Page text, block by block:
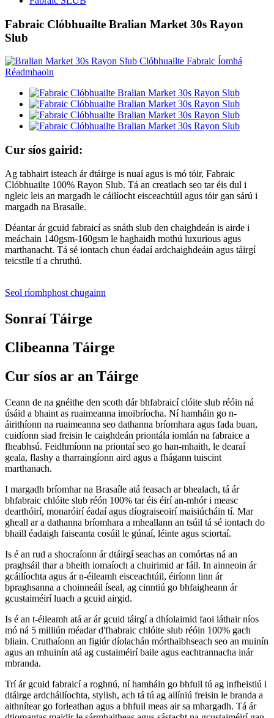
Fabraic Clóbhuailte Bralian Market 30s Rayon
Slub
Cur síos gairid:
Ag tabhairt isteach ár dtáirge is nuaí agus is mó tóir, Fabraic
Clóbhuailte 100% Rayon Slub. Tá an creatlach seo tar éis dul i
ngleic leis an margadh le cáilíocht eisceachtúil agus tóir gan sárú i
margadh na Brasaíle.
Déantar ár gcuid fabraicí as snáth slub den chaighdeán is airde i
meáchain 140gsm-160gsm le haghaidh mothú luxurious agus
marthanacht. Tá sé iontach chun éadaí ardchaighdeáin agus táirgí
teicstíle tí a chruthú.
Seol ríomhphost chugainn
Sonraí Táirge
Clibeanna Táirge
Cur síos ar an Táirge
Ceann de na gnéithe den scoth dár bhfabraicí clóite slub réóin ná
úsáid a bhaint as ruaimeanna imoibríocha. Ní hamháin go n-
áirithíonn na ruaimeanna seo dathanna bríomhara agus fada buan,
cuidíonn siad freisin le caighdeán priontála iomlán na fabraice a
fheabhsú. Feidhmíonn na priontaí seo go han-mhaith, le dearaí
geala, flashy a tharraingíonn aird agus a fhágann tuiscint
marthanach.
I margadh bríomhar na Brasaíle atá feasach ar bhealach, tá ár
bhfabraic chlóite slub réón 100% tar éis éirí an-mhór i measc
dearthóirí, monaróirí éadaí agus díograiseoirí maisiúcháin tí. Mar
gheall ar a dathanna bríomhara a mheallann an tsúil tá sé iontach do
bhaill éadaigh faiseanta cosúil le gúnaí, léinte agus sciortaí.
Is é an rud a shocraíonn ár dtáirgí seachas an comórtas ná an
praghsáil thar a bheith iomaíoch a chuirimid ar fáil. In ainneoin ár
gcáilíochta agus ár n-éileamh eisceachtúil, éiríonn linn ár
bpraghsanna a choinneáil íseal, ag cinntiú go bhfaigheann ár
gcustaiméirí luach a gcuid airgid.
Is é an t-éileamh atá ar ár gcuid táirgí a dhíolaimid faoi láthair níos
mó ná 5 milliún méadar d'fhabraic chlóite slub réóin 100% gach
bliain. Cruthaíonn an figiúr díolachán mórthaibhseach seo an muinín
agus an mhuinín atá ag custaiméirí baile agus eachtrannacha inár
mbranda.
Trí ár gcuid fabraicí a roghnú, ní hamháin go bhfuil tú ag infheistiú i
dtáirge ardcháilíochta, stylish, ach tá tú ag ailíniú freisin le branda a
aithnítear go forleathan agus a bhfuil meas air sa mhargadh. Tá ár